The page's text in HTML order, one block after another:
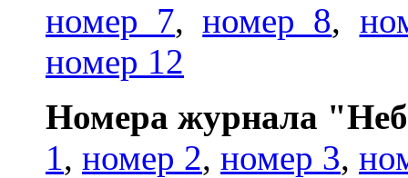
номер 7,номер 8,
номер 12
Номера журнала
1, номер 2, номер 3,